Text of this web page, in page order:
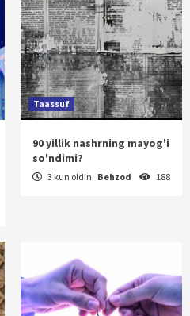
Taassuf
90 yillik nashrning mayog'i
so'ndimi?
3 kun oldin Behzod 188